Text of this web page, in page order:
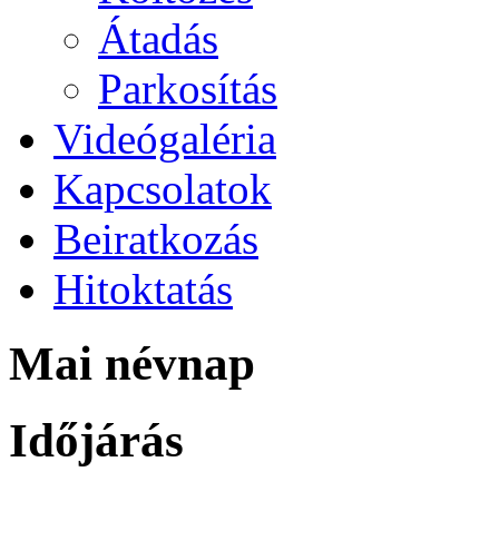
Átadás
Parkosítás
Videógaléria
Kapcsolatok
Beiratkozás
Hitoktatás
Mai névnap
Időjárás